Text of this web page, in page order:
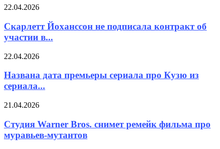
22.04.2026
Скарлетт Йоханссон не подписала контракт об
участии в...
22.04.2026
Названа дата премьеры сериала про Кузю из
сериала...
21.04.2026
Студия Warner Bros. снимет ремейк фильма про
муравьев-мутантов